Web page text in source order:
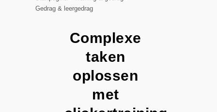
Gedrag & leergedrag
Complexe
taken
oplossen
met